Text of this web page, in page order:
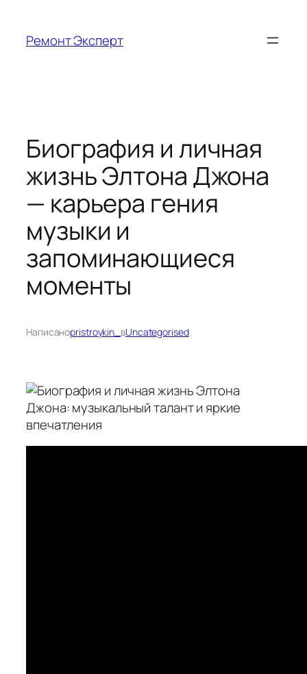
содержимому
Ремонт Эксперт
Биография и личная
жизнь Элтона Джона
— карьера гения
музыки и
запоминающиеся
моменты
Написаноpristroykin_ вUncategorised